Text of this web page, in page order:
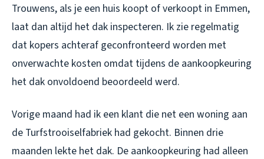
Trouwens, als je een huis koopt of verkoopt in Emmen,
laat dan altijd het dak inspecteren. Ik zie regelmatig
dat kopers achteraf geconfronteerd worden met
onverwachte kosten omdat tijdens de aankoopkeuring
het dak onvoldoend beoordeeld werd.
Vorige maand had ik een klant die net een woning aan
de Turfstrooiselfabriek had gekocht. Binnen drie
maanden lekte het dak. De aankoopkeuring had alleen